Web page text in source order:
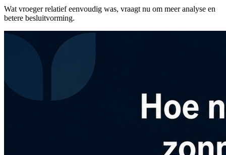
Wat vroeger relatief eenvoudig was, vraagt nu om meer analyse en
betere besluitvorming.